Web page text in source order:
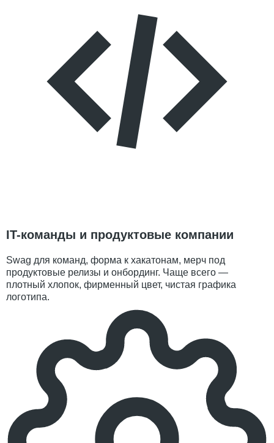
IT-команды и продуктовые компании
Swag для команд, форма к хакатонам, мерч под
продуктовые релизы и онбординг. Чаще всего —
плотный хлопок, фирменный цвет, чистая графика
логотипа.